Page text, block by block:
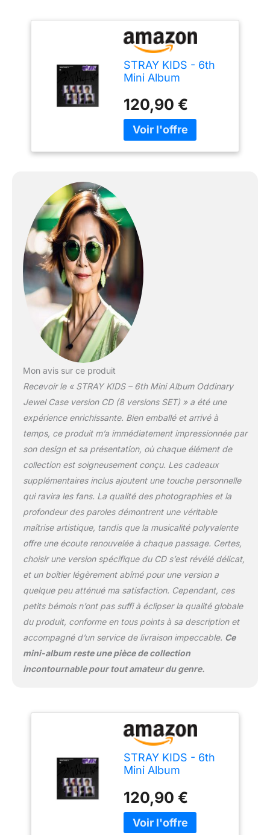
STRAY KIDS - 6th
Mini Album
Case version CD (8
versions SET)
120,90 €
Mon avis sur ce produit
Recevoir le « STRAY KIDS – 6th Mini Album Oddinary
Jewel Case version CD (8 versions SET) » a été une
expérience enrichissante. Bien emballé et arrivé à
temps, ce produit m’a immédiatement impressionnée par
son design et sa présentation, où chaque élément de
collection est soigneusement conçu. Les cadeaux
supplémentaires inclus ajoutent une touche personnelle
qui ravira les fans. La qualité des photographies et la
profondeur des paroles démontrent une véritable
maîtrise artistique, tandis que la musicalité polyvalente
offre une écoute renouvelée à chaque passage. Certes,
choisir une version spécifique du CD s’est révélé délicat,
et un boîtier légèrement abîmé pour une version a
quelque peu atténué ma satisfaction. Cependant, ces
petits bémols n’ont pas suffi à éclipser la qualité globale
du produit, conforme en tous points à sa description et
accompagné d’un service de livraison impeccable. Ce
mini-album reste une pièce de collection
incontournable pour tout amateur du genre.
STRAY KIDS - 6th
Mini Album
Case version CD (8
versions SET)
120,90 €